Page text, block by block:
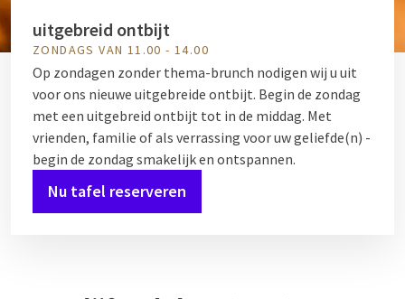
uitgebreid ontbijt
ZONDAGS VAN 11.00 - 14.00
Op zondagen zonder thema-brunch nodigen wij u uit
voor ons nieuwe uitgebreide ontbijt. Begin de zondag
met een uitgebreid ontbijt tot in de middag. Met
vrienden, familie of als verrassing voor uw geliefde(n) -
begin de zondag smakelijk en ontspannen.
Nu tafel reserveren